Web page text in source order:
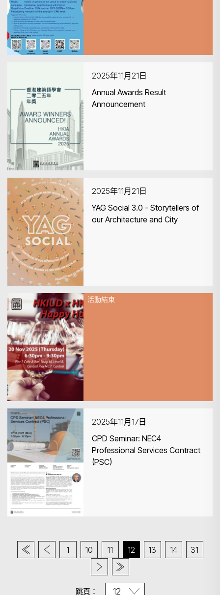
2025年11月21日
Annual Awards Result
Announcement
2025年11月21日
YAG Social 3.0 - Storytellers of
our Architecture and City
活動結束
2025年11月17日
CPD Seminar: NEC4
Professional Services Contract
(PSC)
1 10 11 12 13 14 31
跳頁：